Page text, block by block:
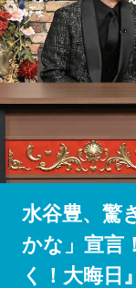
水谷豊、驚
かな」宣言
く！大晦日